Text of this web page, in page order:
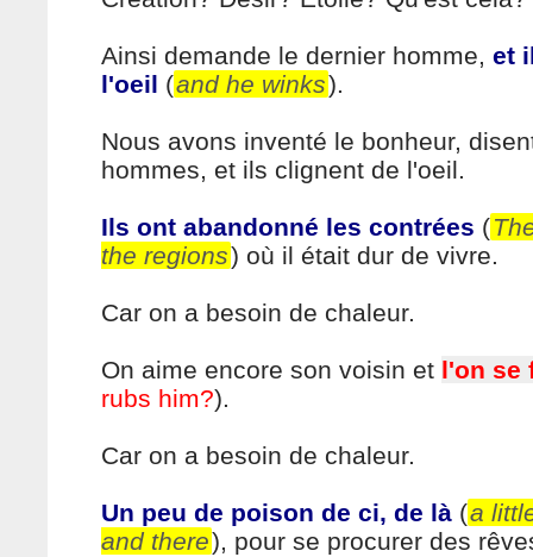
Ainsi demande le dernier homme, et
l'oeil (and he winks).
Nous avons inventé le bonheur,
hommes, et ils clignent de l'oeil.
Ils ont abandonné les contrées (
the regions) où il était dur de vivre.
Car on a besoin de chaleur.
On aime encore son voisin et l'on se
rubs him?).
Car on a besoin de chaleur.
Un peu de poison de ci, de là (a
and there), pour se procurer des